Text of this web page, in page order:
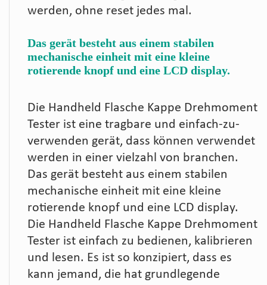
werden, ohne reset jedes mal.
Das gerät besteht aus einem stabilen
mechanische einheit mit eine kleine
rotierende knopf und eine LCD display.
Die Handheld Flasche Kappe Drehmoment
Tester ist eine tragbare und einfach-zu-
verwenden gerät, dass können verwendet
werden in einer vielzahl von branchen.
Das gerät besteht aus einem stabilen
mechanische einheit mit eine kleine
rotierende knopf und eine LCD display.
Die Handheld Flasche Kappe Drehmoment
Tester ist einfach zu bedienen, kalibrieren
und lesen. Es ist so konzipiert, dass es
kann jemand, die hat grundlegende